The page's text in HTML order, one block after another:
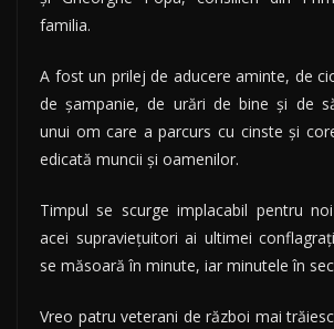
familia.
A fost un prilej de aducere aminte, de
de şampanie, de urări de bine şi de
unui om care a parcurs cu cinste şi
edicată muncii şi oamenilor.
Timpul se scurge implacabil pentru
acei supravieţuitori ai ultimei
se măsoară în minute, iar minutele în
Vreo patru veterani de război mai